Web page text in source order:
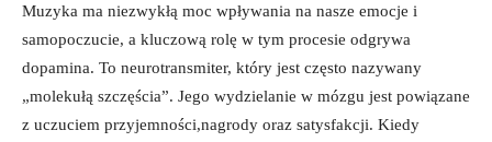
Muzyka ma niezwykłą moc wpływania na nasze emocje i
samopoczucie, a kluczową rolę w tym procesie odgrywa
dopamina. To neurotransmiter, który jest często nazywany
„molekułą szczęścia”. Jego wydzielanie w mózgu jest powiązane
z uczuciem przyjemności,nagrody oraz satysfakcji. Kiedy